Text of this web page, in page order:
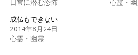
日常に潜む恐怖
心霊・
成仏もできない
2014年8月24日
心霊・幽霊